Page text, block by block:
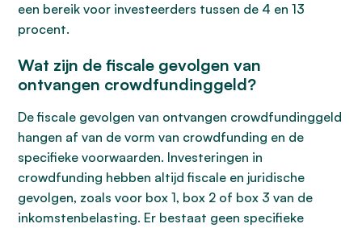
een bereik voor investeerders tussen de 4 en 13
procent.
Wat zijn de fiscale gevolgen van
ontvangen crowdfundinggeld?
De fiscale gevolgen van ontvangen crowdfundinggeld
hangen af van de vorm van crowdfunding en de
specifieke voorwaarden. Investeringen in
crowdfunding hebben altijd fiscale en juridische
gevolgen, zoals voor box 1, box 2 of box 3 van de
inkomstenbelasting. Er bestaat geen specifieke